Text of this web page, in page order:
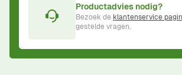
Productadvies nodig?
Bezoek de klantenservice
gestelde vragen.